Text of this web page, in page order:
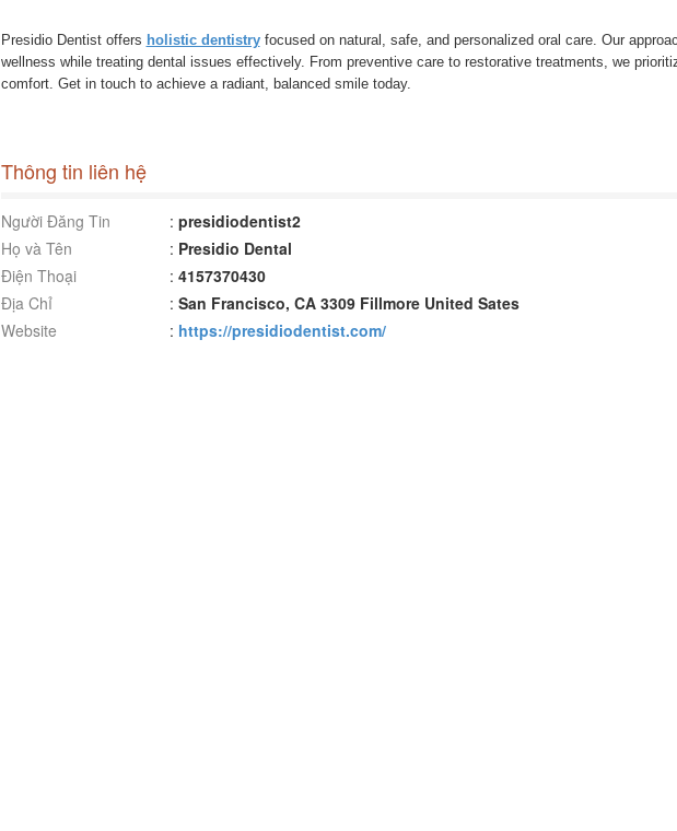
Presidio Dentist offers holistic dentistryfocused on natural, safe, and personalized oral care. Our
wellness while treating dental issues effectively. From preventive care to restorative treatments, we
comfort. Get in touch to achieve a radiant, balanced smile today.
Thông tin liên hệ
Người Đăng Tin : presidiodentist2
Họ và Tên
: Presidio Dental
Điện Thoại
: 4157370430
Địa Chỉ
: San Francisco, CA 3309 Fillmore United Sates
Website
: https://presidiodentist.com/